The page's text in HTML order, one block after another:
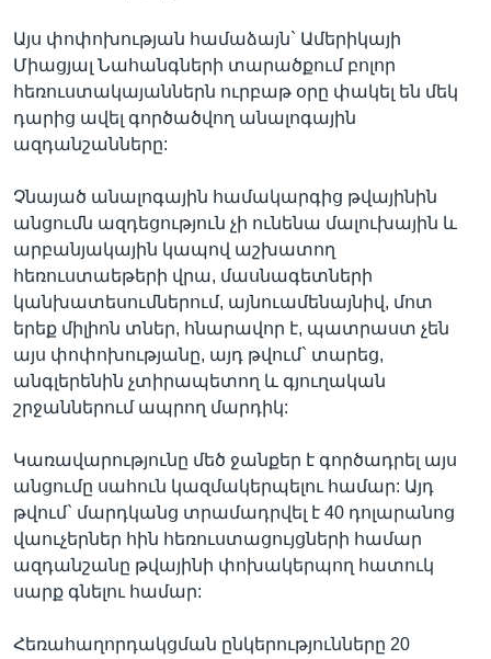
Լեզուներ
Այս փոփոխության համաձայն` Ամերիկայի
Միացյալ Նահանգների տարածքում բոլոր
հեռուստակայաններն ուրբաթ օրը փակել են մեկ
դարից ավել գործածվող անալոգային
ազդանշանները:
Չնայած անալոգային համակարգից թվայինին
անցումն ազդեցություն չի ունենա մալուխային և
արբանյակային կապով աշխատող
հեռուստաեթերի վրա, մասնագետների
կանխատեսումներում, այնուամենայնիվ, մոտ
երեք միլիոն տներ, հնարավոր է, պատրաստ չեն
այս փոփոխությանը, այդ թվում` տարեց,
անգլերենին չտիրապետող և գյուղական
շրջաններում ապրող մարդիկ:
Կառավարությունը մեծ ջանքեր է գործադրել այս
անցումը սահուն կազմակերպելու համար: Այդ
թվում` մարդկանց տրամադրվել է 40 դոլարանոց
վաուչերներ հին հեռուստացույցների համար
ազդանշանը թվայինի փոխակերպող հատուկ
սարք գնելու համար:
Հեռահաղորդակցման ընկերությունները 20